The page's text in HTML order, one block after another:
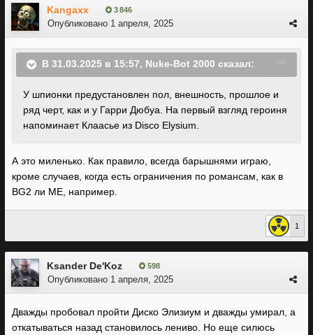
Kangaxx 3 846
Опубликовано 1 апреля, 2025
В 31.03.2025 в 15:57, Nuke-Bot 2000 сказал:
У шпионки предустановлен пол, внешность, прошлое и
ряд черт, как и у Гарри Дюбуа. На первый взгляд героиня
напоминает Клаасье из Disco Elysium.
А это миленько. Как правило, всегда барышнями играю,
кроме случаев, когда есть ограничения по романсам, как в
BG2 ли ME, например.
1
Ksander De'Koz 598
Опубликовано 1 апреля, 2025
Дважды пробовал пройти Диско Элизиум и дважды умирал, а
откатываться назад становилось лениво. Но еще силюсь